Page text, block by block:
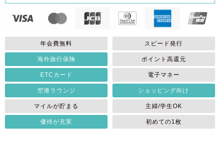
年会費無料 スピード発行
海外旅行保険 ポイント高還元
ETCカード 電子マネー
空港ラウンジ ショッピング向け
マイルが貯まる 主婦/学生OK
優待が充実 初めての1枚